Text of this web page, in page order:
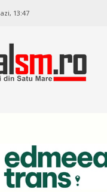
azi, 13:47